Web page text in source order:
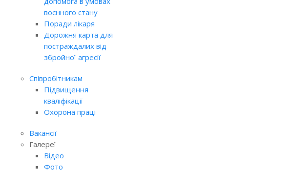
воєнного стану
Поради лікаря
Дорожня карта для
постраждалих від
збройної агресії
Співробітникам
Підвищення
кваліфікації
Охорона праці
Вакансії
Галереї
Відео
Фото